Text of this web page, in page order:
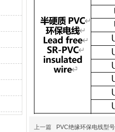
上一篇 PVC绝缘环保电线型号